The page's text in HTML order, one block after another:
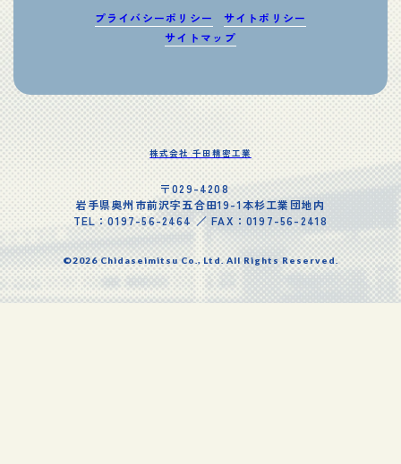
プライバシーポリシー
サイトポリシー
サイトマップ
株式会社 千田精密工業
〒029-4208
岩手県奥州市前沢字五合田19-1本杉工業団地内
TEL：0197-56-2464 ／ FAX：0197-56-2418
©2026 Chidaseimitsu Co., Ltd. All Rights Reserved.